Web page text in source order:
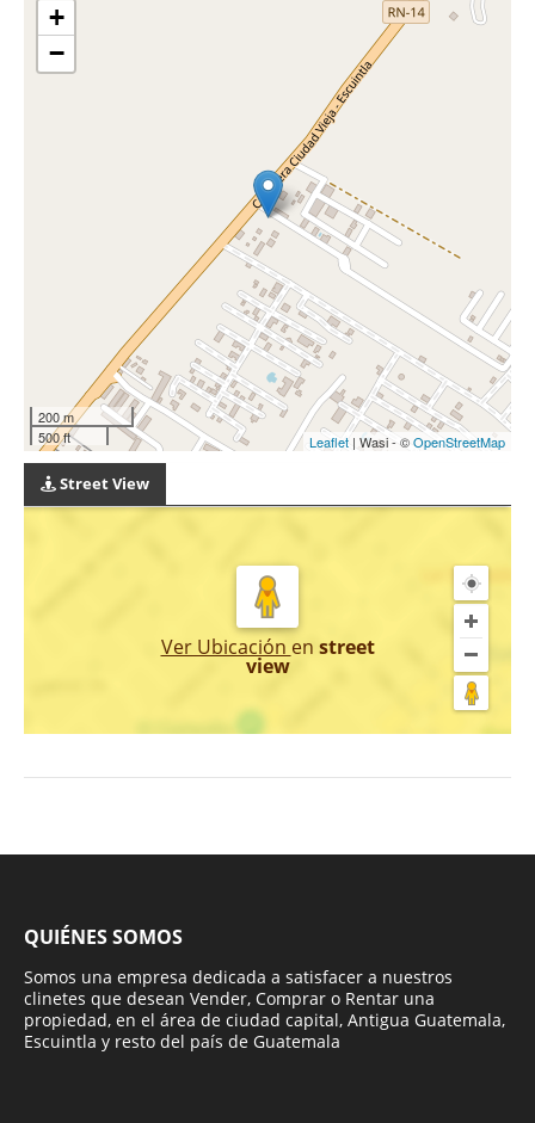
+
−
200 m
500 ft
Leaflet | Wasi - ©OpenStreetMap
Street View
Ver Ubicación en street
view
QUIÉNES SOMOS
Somos una empresa dedicada a satisfacer a nuestros
clinetes que desean Vender, Comprar o Rentar una
propiedad, en el área de ciudad capital, Antigua Guatemala,
Escuintla y resto del país de Guatemala